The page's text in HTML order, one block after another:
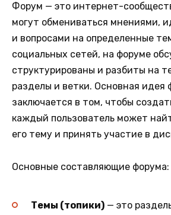
Форум — это интернет-
могут обмениваться мнениями,
и вопросами на определенные
социальных сетей, на форуме
структурированы и разбиты на
разделы и ветки. Основная идея
заключается в том, чтобы
каждый пользователь может
его тему и принять участие в
Основные составляющие форума:
Темы (топики) — это